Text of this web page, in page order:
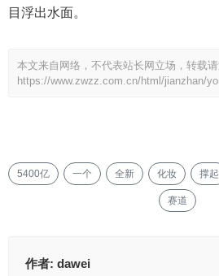
目浮出水面。
本文来自网络，不代表站长网立场，转载请
https://www.zwzz.com.cn/html/jianzhan/
5400亿 一个 全新 化妆 撑起
赛道
作者: dawei